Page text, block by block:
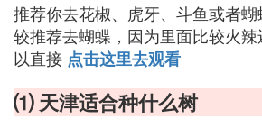
推荐你去花椒、虎牙、斗鱼或者
较推荐去蝴蝶，因为里面比较火
以直接 点击这里去观看
⑴ 天津适合种什么树